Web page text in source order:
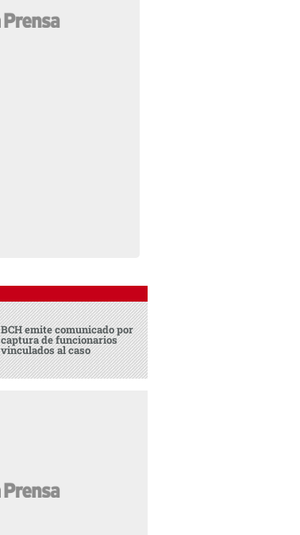
BCH emite comunicado por
captura de funcionarios
vinculados al caso